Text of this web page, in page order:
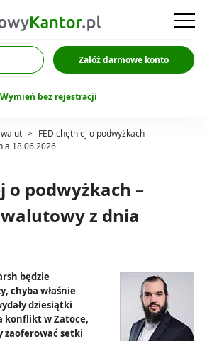
Załóż darmowe konto
Wymień bez rejestracji
walut > FED chętniej o podwyżkach –
18.06.2026
o podwyżkach –
z dnia
będzie
chyba właśnie
dziesiątki
konflikt w Zatoce,
zaoferować setki